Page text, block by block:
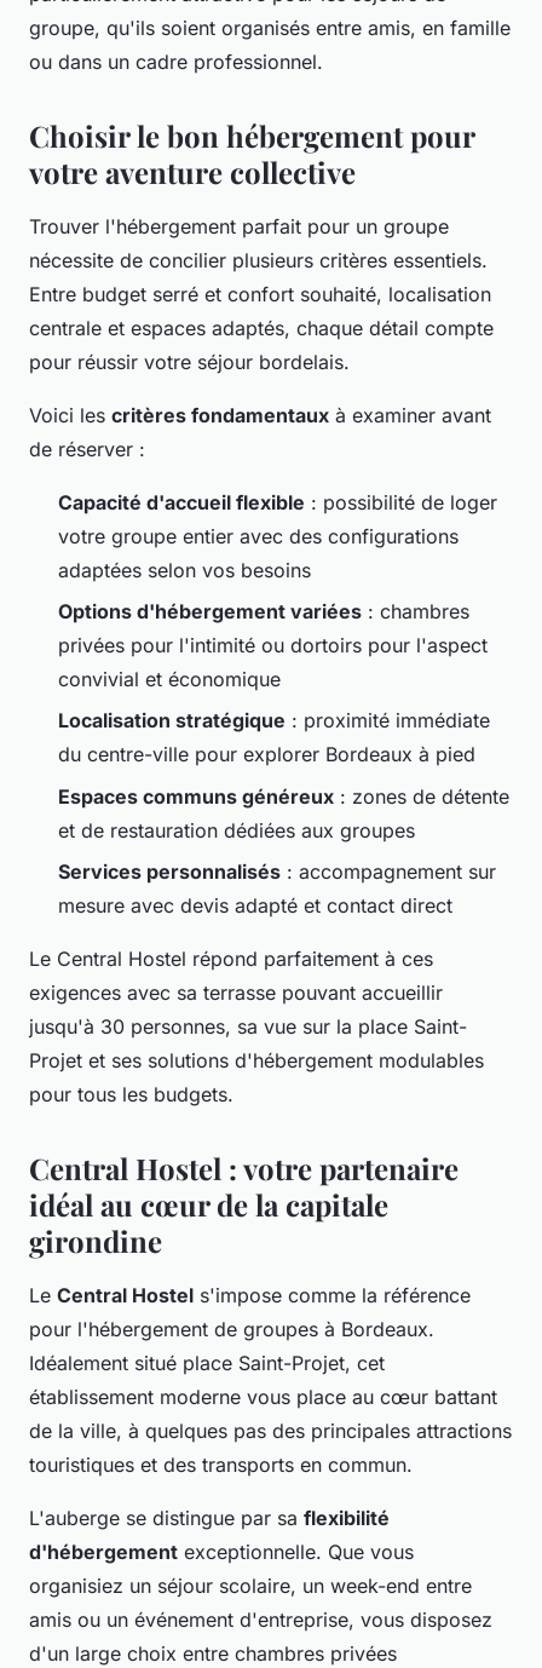
groupe, qu'ils soient organisés entre amis, en famille
ou dans un cadre professionnel.
Choisir le bon hébergement pour
votre aventure collective
Trouver l'hébergement parfait pour un groupe
nécessite de concilier plusieurs critères essentiels.
Entre budget serré et confort souhaité, localisation
centrale et espaces adaptés, chaque détail compte
pour réussir votre séjour bordelais.
Voici les critères fondamentaux à examiner avant
de réserver :
Capacité d'accueil flexible : possibilité de loger
votre groupe entier avec des configurations
adaptées selon vos besoins
Options d'hébergement variées : chambres
privées pour l'intimité ou dortoirs pour l'aspect
convivial et économique
Localisation stratégique : proximité immédiate
du centre-ville pour explorer Bordeaux à pied
Espaces communs généreux : zones de détente
et de restauration dédiées aux groupes
Services personnalisés : accompagnement sur
mesure avec devis adapté et contact direct
Le Central Hostel répond parfaitement à ces
exigences avec sa terrasse pouvant accueillir
jusqu'à 30 personnes, sa vue sur la place Saint-
Projet et ses solutions d'hébergement modulables
pour tous les budgets.
Central Hostel : votre partenaire
idéal au cœur de la capitale
girondine
Le Central Hostel s'impose comme la référence
pour l'hébergement de groupes à Bordeaux.
Idéalement situé place Saint-Projet, cet
établissement moderne vous place au cœur battant
de la ville, à quelques pas des principales attractions
touristiques et des transports en commun.
L'auberge se distingue par sa flexibilité
d'hébergement exceptionnelle. Que vous
organisiez un séjour scolaire, un week-end entre
amis ou un événement d'entreprise, vous disposez
d'un large choix entre chambres privées